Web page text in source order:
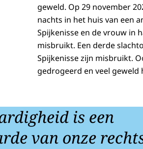
geweld. Op 29 november
nachts in het huis van een
Spijkenisse en de vrouw in
misbruikt. Een derde
Spijkenisse zijn misbruikt.
gedrogeerd en veel geweld
is een
van onze